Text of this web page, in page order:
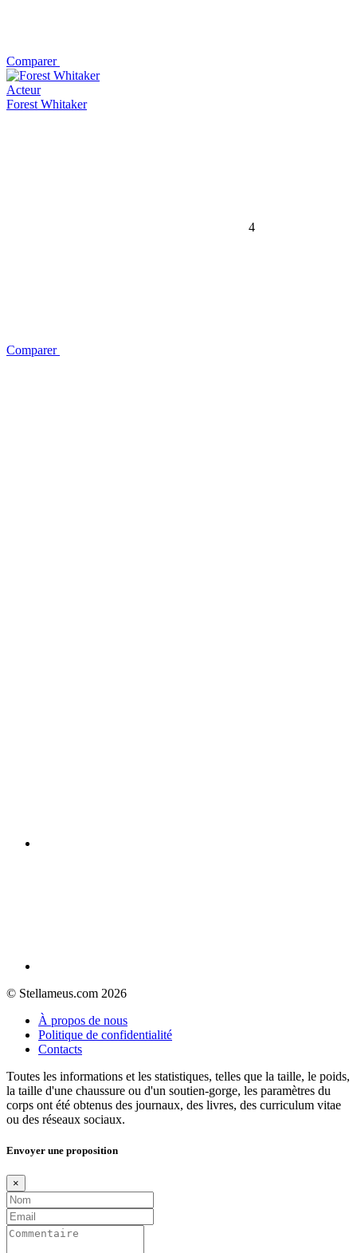
Comparer
Acteur
Forest Whitaker
4
Comparer
© Stellameus.com 2026
À propos de nous
Politique de confidentialité
Contacts
Toutes les informations et les statistiques, telles que la taille, le poids,
la taille d'une chaussure ou d'un soutien-gorge, les paramètres du
corps ont été obtenus des journaux, des livres, des curriculum vitae
ou des réseaux sociaux.
Envoyer une proposition
×